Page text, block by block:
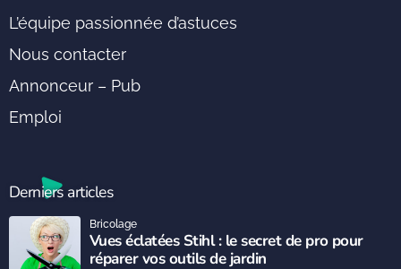
L’équipe passionnée d’astuces
Nous contacter
Annonceur – Pub
Emploi
Derniers articles
Vues éclatées Stihl : le secret de pro pour
réparer vos outils de jardin
Bricolage